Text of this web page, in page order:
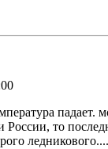
России, то
ледникового....